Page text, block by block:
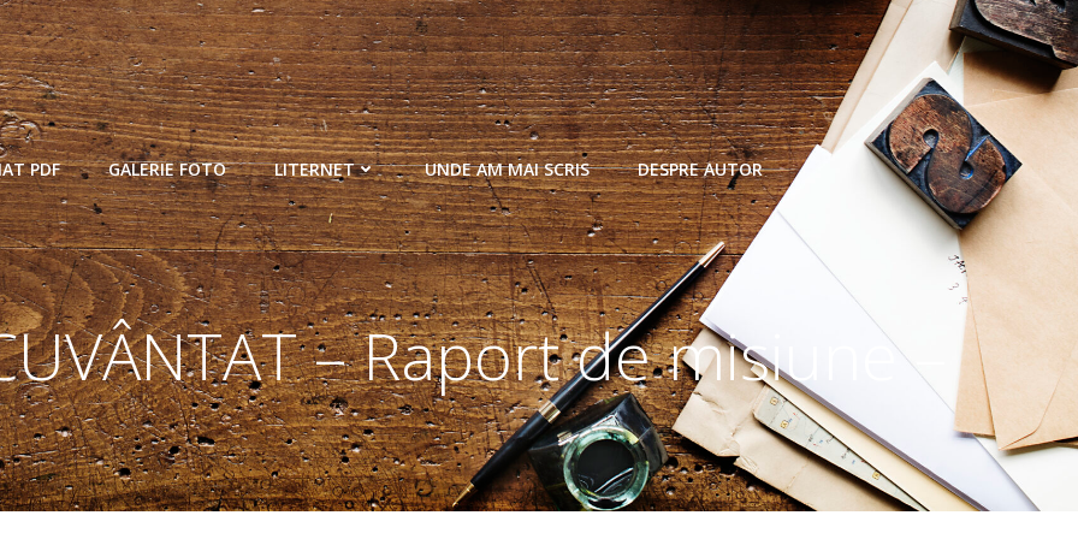
PDF GALERIE FOTO LITERNET UNDE AM MAI SCRIS DESPRE AUTOR
– Raport de misiune –